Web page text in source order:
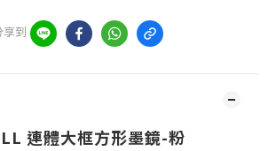
享到
連體大框方形墨鏡-粉